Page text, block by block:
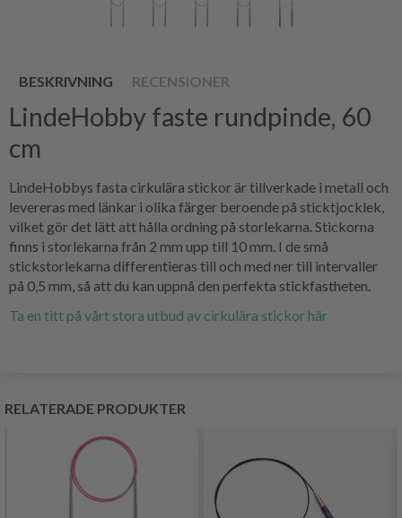
BESKRIVNING RECENSIONER
LindeHobby faste rundpinde, 60
cm
LindeHobbys fasta cirkulära stickor är tillverkade i metall och
levereras med länkar i olika färger beroende på sticktjocklek,
vilket gör det lätt att hålla ordning på storlekarna. Stickorna
finns i storlekarna från 2 mm upp till 10 mm. I de små
stickstorlekarna differentieras till och med ner till intervaller
på 0,5 mm, så att du kan uppnå den perfekta stickfastheten.
Ta en titt på vårt stora utbud av cirkulära stickor här
RELATERADE PRODUKTER